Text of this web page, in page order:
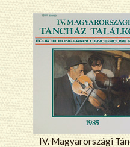
IV. Magyarországi